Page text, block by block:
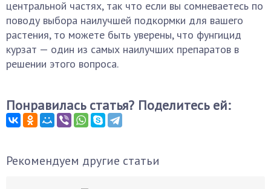
центральной частях, так что если вы сомневаетесь по
поводу выбора наилучшей подкормки для вашего
растения, то можете быть уверены, что фунгицид
курзат — один из самых наилучших препаратов в
решении этого вопроса.
Понравилась статья? Поделитесь ей:
Рекомендуем другие статьи